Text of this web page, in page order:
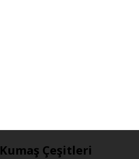
Kumaş Çeşitleri